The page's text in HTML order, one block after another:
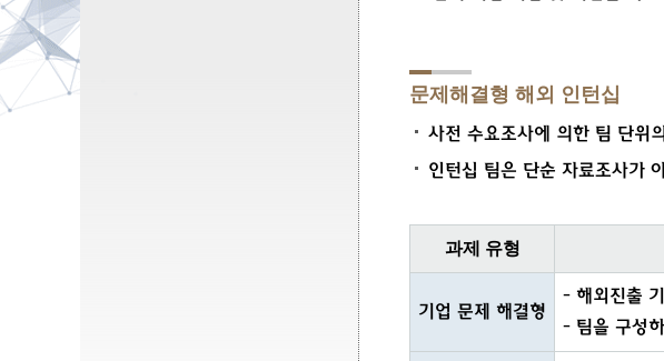
문제해결형 해외 인턴십
사전 수요조사에 의한 팀 단위
인턴십 팀은 단순 자료조사가
과제 유형
기업 문제 해결형
- 해외진출
- 팀을 구성